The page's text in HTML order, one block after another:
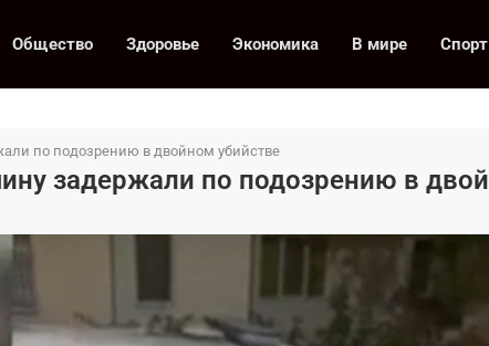
Общество Здоровье Экономика В мире Спорт
по подозрению в двойном убийстве
задержали по подозрению в